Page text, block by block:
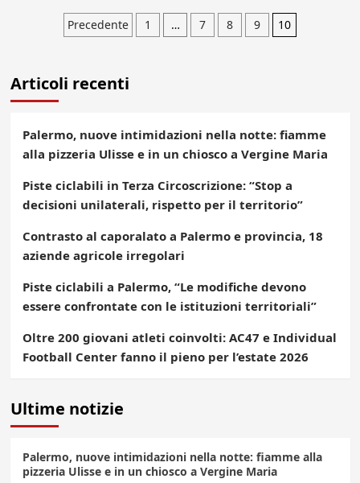
Paginazione
articoli
Precedente 1 … 7 8 9 10
Articoli recenti
Palermo, nuove intimidazioni nella notte: fiamme
alla pizzeria Ulisse e in un chiosco a Vergine Maria
Piste ciclabili in Terza Circoscrizione: “Stop a
decisioni unilaterali, rispetto per il territorio”
Contrasto al caporalato a Palermo e provincia, 18
aziende agricole irregolari
Piste ciclabili a Palermo, “Le modifiche devono
essere confrontate con le istituzioni territoriali”
Oltre 200 giovani atleti coinvolti: AC47 e Individual
Football Center fanno il pieno per l’estate 2026
Ultime notizie
Palermo, nuove intimidazioni nella notte: fiamme alla
pizzeria Ulisse e in un chiosco a Vergine Maria